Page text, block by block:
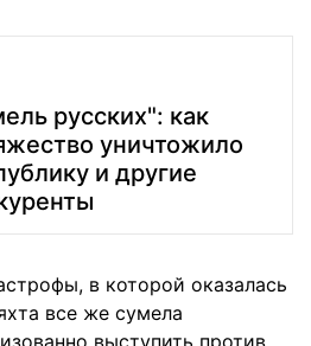
русских": как
уничтожило
и другие
в которой оказалась
все же сумела